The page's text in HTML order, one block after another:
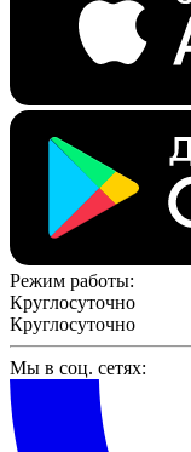
Режим работы:
Круглосуточно
Круглосуточно
Мы в соц. сетях: